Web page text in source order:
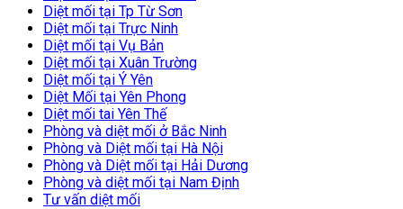
Diệt mối tại Tp Từ Sơn
Diệt mối tại Trực Ninh
Diệt mối tại Vụ Bản
Diệt mối tại Xuân Trường
Diệt mối tại Ý Yên
Diệt Mối tại Yên Phong
Diệt mối tai Yên Thế
Phòng và diệt mối ở Bắc Ninh
Phòng và Diệt mối tại Hà Nội
Phòng và Diệt mối tại Hải Dương
Phòng và diệt mối tại Nam Định
Tư vấn diệt mối